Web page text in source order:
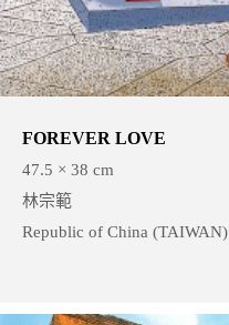
FOREVER LOVE
47.5 × 38 cm
林宗範
Republic of China (TAIWAN)